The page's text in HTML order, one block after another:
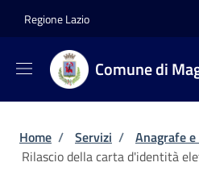
Regione Lazio
Comune di
Briciole di pane
Home / Servizi / Anagrafe
Rilascio della carta d'identità